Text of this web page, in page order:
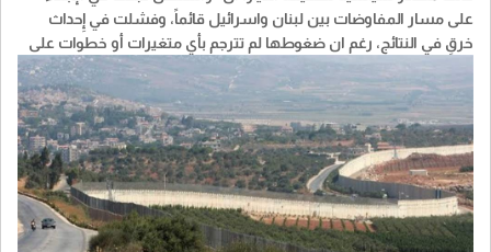
على مسار المفاوضات بين لبنان واسرائيل قائماً، وفشلت في إِحداث
خرقٍ في النتائج، رغم ان ضغوطها لم تترجم بأي متغيرات أو خطوات على
الارض، فيما نجحت «تل ابيب» في فرض وقائع ميدانية تتناقض مع منطق
التفاوض".